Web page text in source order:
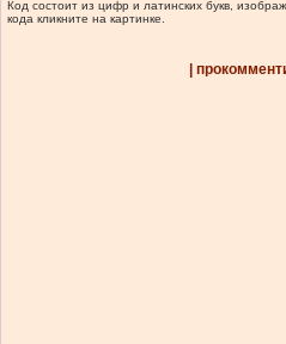
Код состоит из цифр и латинских букв,
кода кликните на картинке.
|